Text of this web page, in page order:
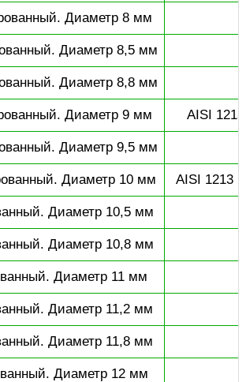
Диаметр 8 мм
Диаметр 8,5 мм
Диаметр 8,8 мм
Диаметр 9 мм AISI
Диаметр 9,5 мм
Диаметр 10 мм AISI 1213
Диаметр 10,5 мм
Диаметр 10,8 мм
Диаметр 11 мм
Диаметр 11,2 мм
Диаметр 11,8 мм
Диаметр 12 мм